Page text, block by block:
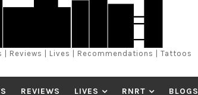
| Reviews | Lives | Recommendations | Tattoos
REVIEWS LIVES RNRT BLOGS